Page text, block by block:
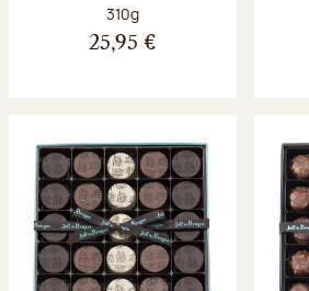
Poids net :
310g
25,95 €